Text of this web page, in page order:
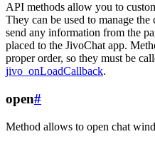
API methods allow you to
They can be used to manage
send any information from the
placed to the JivoChat app.
proper order, so they must be
jivo_onLoadCallback.
open#
Method allows to open chat